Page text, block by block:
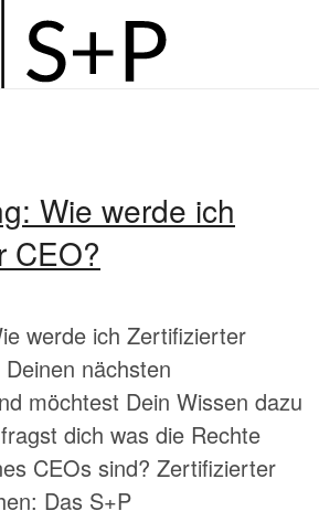
Wie werde ich
CEO?
werde ich Zertifizierter
nächsten
möchtest Dein Wissen dazu
dich was die Rechte
CEOs sind? Zertifizierter
Das S+P